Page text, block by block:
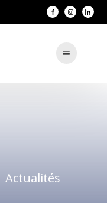
Actualités